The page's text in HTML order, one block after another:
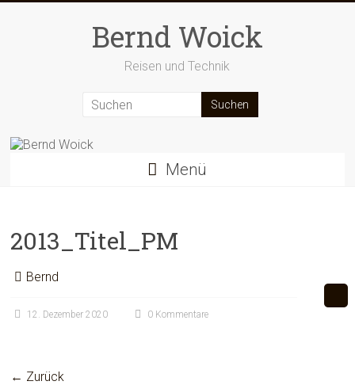
Bernd Woick
Reisen und Technik
Menü
2013_Titel_PM
Bernd
12. Dezember 2020 0 Kommentare
← Zurück